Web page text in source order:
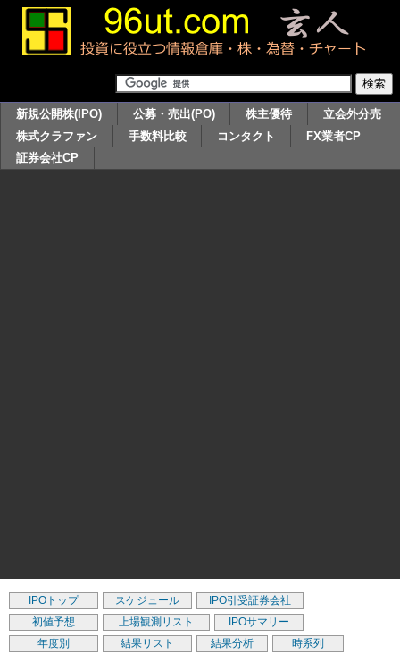
新規公開株(IPO) 公募・売出(PO) 株主優待
立会外分売
株式クラファン
手数料比較 コンタクト
FX業者CP
証券会社CP
IPOトップ スケジュール
IPO引受証券会社
初値予想
上場観測リスト
IPOサマリー
年度別
結果リスト 結果分析
時系列